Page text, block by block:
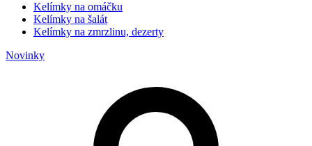
Kelímky na omáčku
Kelímky na šalát
Kelímky na zmrzlinu, dezerty
Novinky